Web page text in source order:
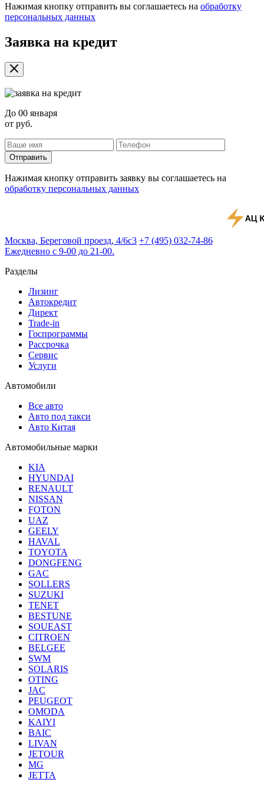
Нажимая кнопку отправить вы соглашаетесь на обработку
персональных данных
Заявка на кредит
До 00 января
от руб.
Отправить
Нажимая кнопку отправить заявку вы соглашаетесь на
обработку персональных данных
Москва, Береговой проезд, 4/6с3 +7 (495) 032-74-86
Ежедневно с 9-00 до 21-00.
Разделы
Лизинг
Автокредит
Директ
Trade-in
Госпрограммы
Рассрочка
Сервис
Услуги
Автомобили
Все авто
Авто под такси
Авто Китая
Автомобильные марки
KIA
HYUNDAI
RENAULT
NISSAN
FOTON
UAZ
GEELY
HAVAL
TOYOTA
DONGFENG
GAC
SOLLERS
SUZUKI
TENET
BESTUNE
SOUEAST
CITROEN
BELGEE
SWM
SOLARIS
OTING
JAC
PEUGEOT
OMODA
KAIYI
BAIC
LIVAN
JETOUR
MG
JETTA